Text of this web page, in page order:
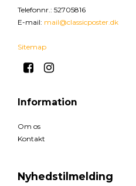
Telefonnr. : 52705816
E-mail: mail@classicposter.dk
Sitemap
Information
Om os
Kontakt
Nyhedstilmelding